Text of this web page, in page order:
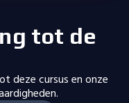
tot de
deze cursus en onze